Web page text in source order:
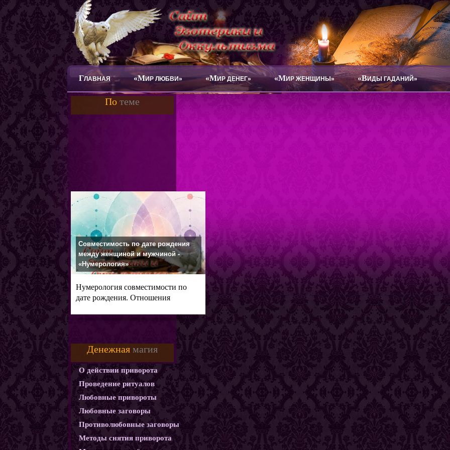
ГЛАВНАЯ «МИР ЛЮБВИ» «МИР ДЕНЕГ» «МИР ЖЕНЩИНЫ» «ВИДЫ ГАДАНИЙ»
По теме
Совместимость по дате рождения
между женщиной и мужчиной -
«Нумерология»
Нумерология совместимости по
дате рождения. Отношения
Денежная магия
О действии приворота
Проведение ритуалов
Любовные привороты
Любовные заговоры
Противолюбовные заговоры
Методы снятия приворота